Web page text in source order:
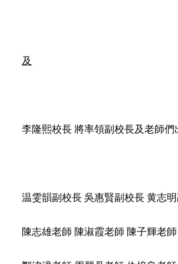
及
李隆熙校長 將率領副校長及老師們
温雯韻副校長 吳惠賢副校長 黄志
陳志雄老師 陳淑霞老師 陳子輝老